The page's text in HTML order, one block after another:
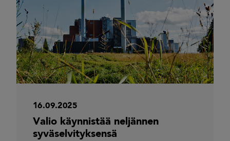
16.09.2025
Valio käynnistää neljännen
syväselvityksensä